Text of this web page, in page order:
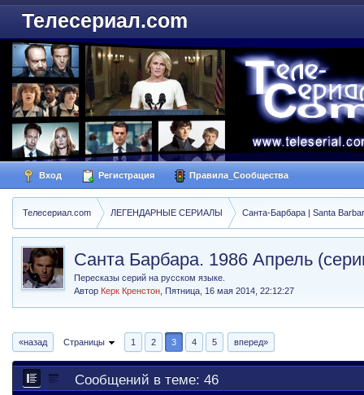
Телесериал.com
Вход Регистрация Правила_Сообщества
Телесериал.com ЛЕГЕНДАРНЫЕ СЕРИАЛЫ Санта-Барбара | Santa
Санта Барбара. 1986 Апрель
Пересказы серий на русском языке.
Автор Керк Кренстон ,Пятница, 16 мая 2014, 22:12:27
«назад Страницы 1 2 3 4 5 вперед»
Сообщений в теме: 46